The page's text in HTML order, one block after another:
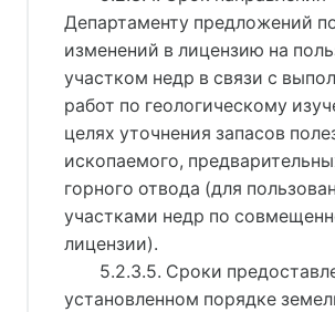
Департаменту предложений
изменений в лицензию на
участком недр в связи с
работ по геологическому
целях уточнения запасов
ископаемого,
горного отвода (для
участками недр по
лицензии).
5.2.3.5. Сроки
установленном порядке